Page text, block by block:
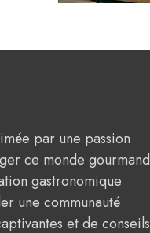
par une passion
ce monde gourmand
gastronomique
une communauté
et de conseils